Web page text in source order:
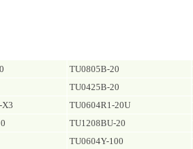
TU0805B-20
TU0425B-20
X3
TU0604R1-20U
TU1208BU-20
TU0604Y-100